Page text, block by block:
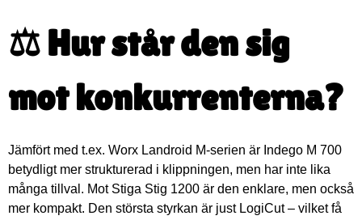
⚖️ Hur står den sig
mot konkurrenterna?
Jämfört med t.ex. Worx Landroid M-serien är Indego M 700
betydligt mer strukturerad i klippningen, men har inte lika
många tillval. Mot Stiga Stig 1200 är den enklare, men också
mer kompakt. Den största styrkan är just LogiCut – vilket få